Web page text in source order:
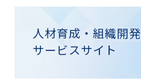
人材育成・組織開発
サービスサイト